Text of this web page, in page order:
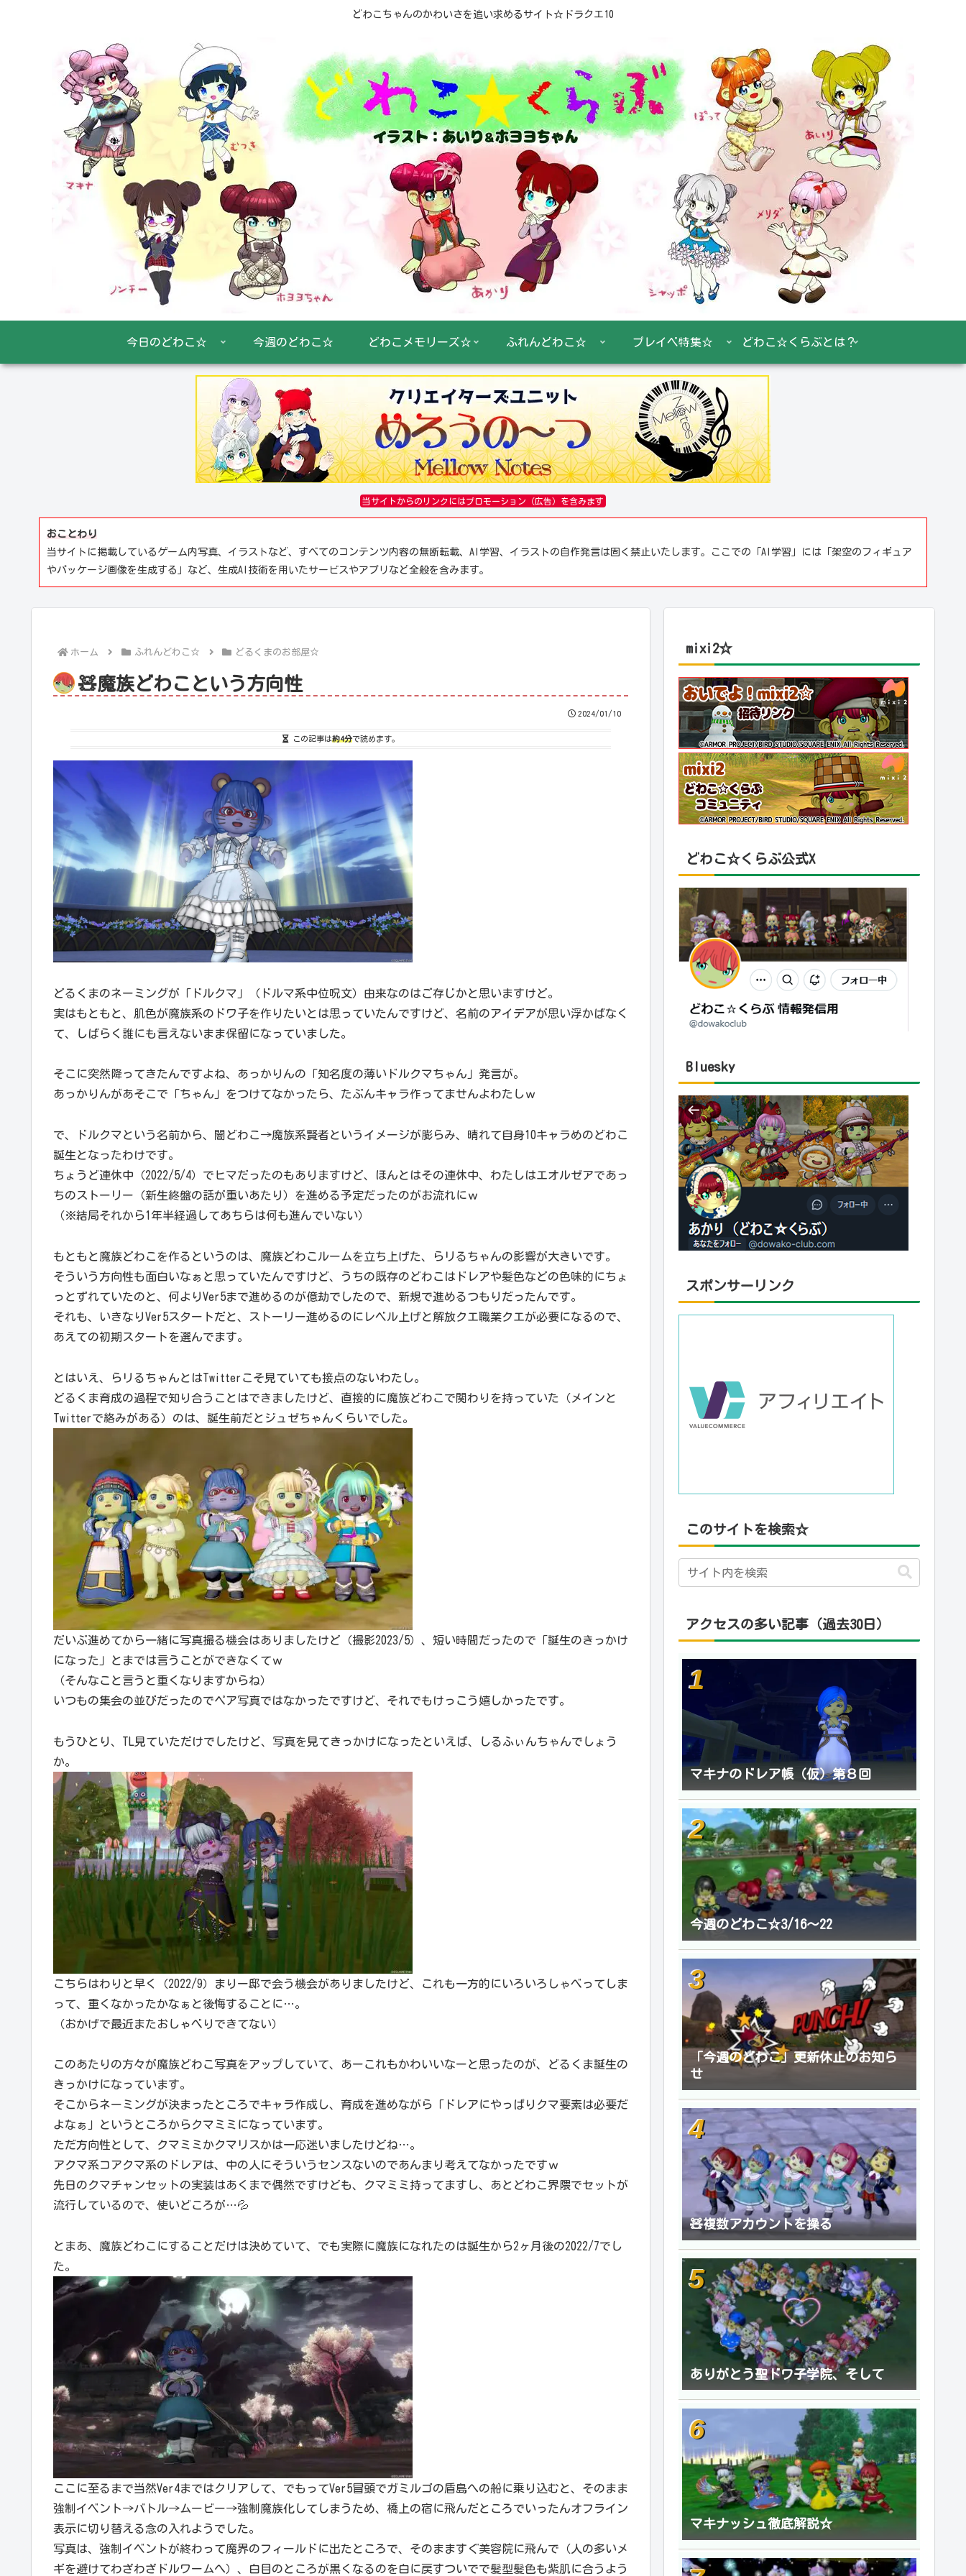
どわこちゃんのかわいさを追い求めるサイト☆ドラクエ10
今日のどわこ☆ 今週のどわこ☆ どわこメモリーズ☆ ふれんどわこ☆ プレイベ特集☆ どわこ☆くらぶとは？
当サイトからのリンクにはプロモーション（広告）を含みます
おことわり
当サイトに掲載しているゲーム内写真、イラストなど、すべてのコンテンツ内容の無断転載、AI学習、イラストの自作発言は固く禁止いたします。ここでの「AI学習」には「架空のフィギュア
やパッケージ画像を生成する」など、生成AI技術を用いたサービスやアプリなど全般を含みます。
ホーム ふれんどわこ☆ どるくまのお部屋☆
🧸魔族どわこという方向性
2024/01/10
この記事は約4分で読めます。
どるくまのネーミングが「ドルクマ」（ドルマ系中位呪文）由来なのはご存じかと思いますけど。
実はもともと、肌色が魔族系のドワ子を作りたいとは思っていたんですけど、名前のアイデアが思い浮かばなく
て、しばらく誰にも言えないまま保留になっていました。
そこに突然降ってきたんですよね、あっかりんの「知名度の薄いドルクマちゃん」発言が。
あっかりんがあそこで「ちゃん」をつけてなかったら、たぶんキャラ作ってませんよわたしｗ
で、ドルクマという名前から、闇どわこ→魔族系賢者というイメージが膨らみ、晴れて自身10キャラめのどわこ
誕生となったわけです。
ちょうど連休中（2022/5/4）でヒマだったのもありますけど、ほんとはその連休中、わたしはエオルゼアであっ
ちのストーリー（新生終盤の話が重いあたり）を進める予定だったのがお流れにｗ
（※結局それから1年半経過してあちらは何も進んでいない）
もともと魔族どわこを作るというのは、魔族どわこルームを立ち上げた、らリるちゃんの影響が大きいです。
そういう方向性も面白いなぁと思っていたんですけど、うちの既存のどわこはドレアや髪色などの色味的にちょ
っとずれていたのと、何よりVer5まで進めるのが億劫でしたので、新規で進めるつもりだったんです。
それも、いきなりVer5スタートだと、ストーリー進めるのにレベル上げと解放クエ職業クエが必要になるので、
あえての初期スタートを選んでます。
とはいえ、らリるちゃんとはTwitterこそ見ていても接点のないわたし。
どるくま育成の過程で知り合うことはできましたけど、直接的に魔族どわこで関わりを持っていた（メインと
Twitterで絡みがある）のは、誕生前だとジュゼちゃんくらいでした。
だいぶ進めてから一緒に写真撮る機会はありましたけど（撮影2023/5）、短い時間だったので「誕生のきっかけ
になった」とまでは言うことができなくてｗ
（そんなこと言うと重くなりますからね）
いつもの集会の並びだったのでペア写真ではなかったですけど、それでもけっこう嬉しかったです。
もうひとり、TL見ていただけでしたけど、写真を見てきっかけになったといえば、しるふぃんちゃんでしょう
か。
こちらはわりと早く（2022/9）まりー邸で会う機会がありましたけど、これも一方的にいろいろしゃべってしま
って、重くなかったかなぁと後悔することに…。
（おかげで最近またおしゃべりできてない）
このあたりの方々が魔族どわこ写真をアップしていて、あーこれもかわいいなーと思ったのが、どるくま誕生の
きっかけになっています。
そこからネーミングが決まったところでキャラ作成し、育成を進めながら「ドレアにやっぱりクマ要素は必要だ
よなぁ」というところからクマミミになっています。
ただ方向性として、クマミミかクマリスかは一応迷いましたけどね…。
アクマ系コアクマ系のドレアは、中の人にそういうセンスないのであんまり考えてなかったですｗ
先日のクマチャンセットの実装はあくまで偶然ですけども、クマミミ持ってますし、あとどわこ界隈でセットが
流行しているので、使いどころが…💦
とまあ、魔族どわこにすることだけは決めていて、でも実際に魔族になれたのは誕生から2ヶ月後の2022/7でし
た。
ここに至るまで当然Ver4まではクリアして、でもってVer5冒頭でガミルゴの盾島への船に乗り込むと、そのまま
強制イベント→バトル→ムービー→強制魔族化してしまうため、橋上の宿に飛んだところでいったんオフライン
表示に切り替える念の入れようでした。
写真は、強制イベントが終わって魔界のフィールドに出たところで、そのまますぐ美容院に飛んで（人の多いメ
ギを避けてわざわざドルワームへ）、白目のところが黒くなるのを白に戻すついでで髪型髪色も紫肌に合うよう
mixi2☆
どわこ☆くらぶ公式X
Bluesky
スポンサーリンク
このサイトを検索☆
アクセスの多い記事（過去30日）
マキナのドレア帳（仮）第８回
今週のどわこ☆3/16～22
「今週のどわこ」更新休止のお知ら
せ
🧸複数アカウントを操る
ありがとう聖ドワ子学院、そして
マキナッシュ徹底解説☆